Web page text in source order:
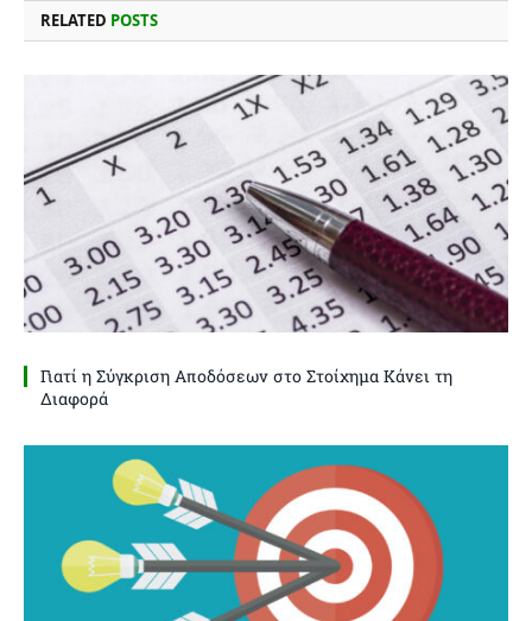
RELATED POSTS
Γιατί η Σύγκριση Αποδόσεων στο Στοίχημα Κάνει τη
Διαφορά